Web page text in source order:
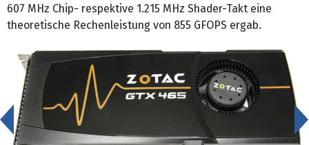
607 MHz Chip- respektive 1.215 MHz Shader-Takt eine
theoretische Rechenleistung von 855 GFOPS ergab.
<